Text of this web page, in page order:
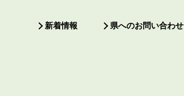
新着情報 県へのお問い合わせ